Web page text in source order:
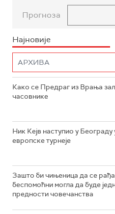
Прогноза
Најновије
Како се Предраг из Врања
часовнике
Ник Кејв наступио у Београду
европске турнеје
Зашто би чињеница да се
беспомоћни могла да буде
предности човечанства